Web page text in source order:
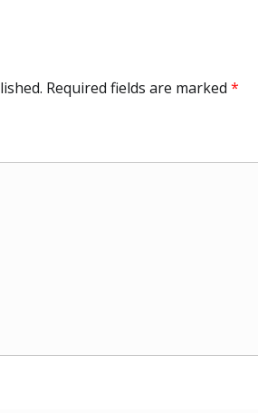
Required fields are marked *